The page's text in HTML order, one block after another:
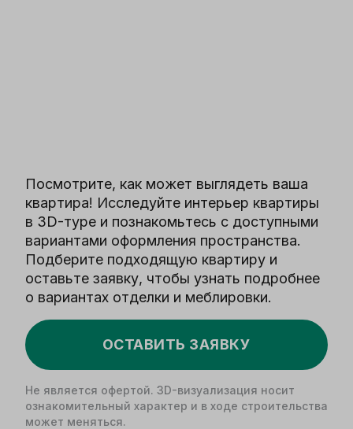
Посмотрите, как может выглядеть ваша
квартира! Исследуйте интерьер квартиры
в 3D-туре и познакомьтесь с доступными
вариантами оформления пространства.
Подберите подходящую квартиру и
оставьте заявку, чтобы узнать подробнее
о вариантах отделки и меблировки.
ОСТАВИТЬ ЗАЯВКУ
Не является офертой. 3D-визуализация носит
ознакомительный характер и в ходе строительства
может меняться.